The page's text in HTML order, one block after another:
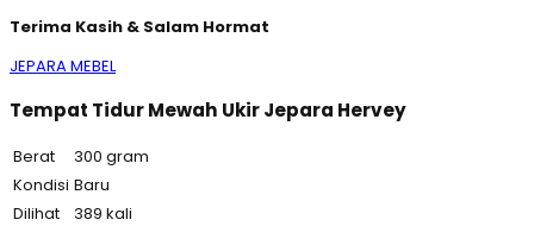
Terima Kasih & Salam Hormat
JEPARA MEBEL
Tempat Tidur Mewah Ukir Jepara Hervey
Berat
300 gram
Kondisi Baru
Dilihat
389 kali